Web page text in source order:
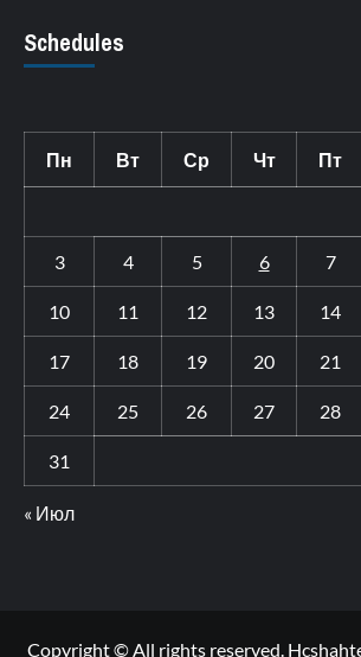
Schedules
Пн Вт Ср Чт Пт
3 4 5 6 7
10 11 12 13 14
17 18 19 20 21
24 25 26 27 28
31
« Июл
Copyright © All rights reserved.